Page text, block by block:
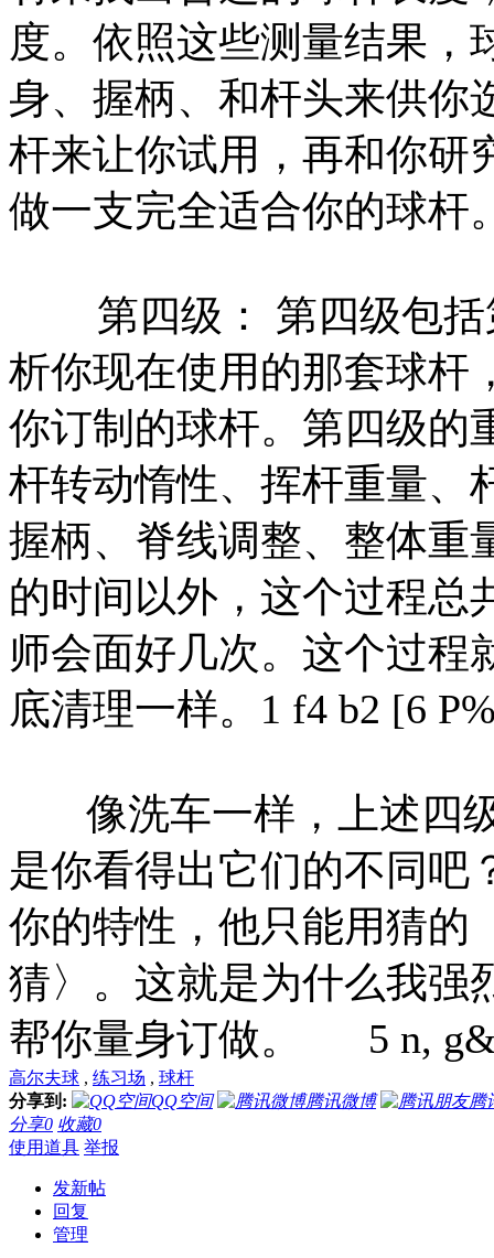
度。依照这些测量结果，
身、握柄、和杆头来供你
杆来让你试用，再和你研
做一支完全适合你的球杆
第四级： 第四级包括
析你现在使用的那套球杆
你订制的球杆。第四级的
杆转动惰性、挥杆重量、
握柄、脊线调整、整体重
的时间以外，这个过程总
师会面好几次。这个过程
底清理一样。 1 f4 b2 [6
像洗车一样，上述四级
是你看得出它们的不同吧
你的特性，他只能用猜的
猜〉。这就是为什么我强
帮你量身订做。 5 n,
高尔夫球 , 练习场 , 球杆
分享到:
QQ空间 腾讯微博
腾
分享0 收藏0
使用道具 举报
发新帖
回复
管理